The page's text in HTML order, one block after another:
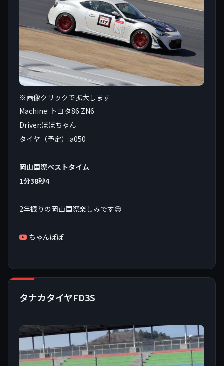
※画像クリックで拡大します
Machine: トヨタ86 ZN6
Driver:ぼぼちゃん
タイヤ（予定）:a050
岡山国際ベストタイム
1分38秒4
2年振りの岡山国際楽しみです😊
ちゃんぼぼ
タナカタイヤFD3S